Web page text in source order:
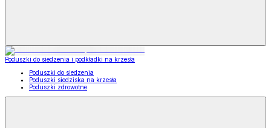
Poduszki do siedzenia i podkładki na krzesła
Poduszki do siedzenia
Poduszki siedziska na krzesła
Poduszki zdrowotne